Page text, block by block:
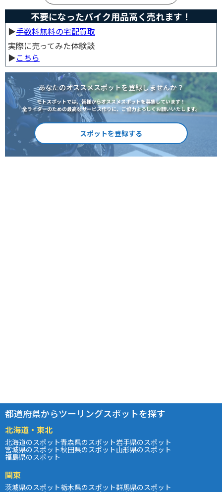
不要になったバイク用品高く売れます！
▶︎手数料無料の宅配買取
実際に売ってみた体験談
▶︎こちら
あなたのオススメスポットを登録しませんか？
モトスポットでは、皆様からオススメスポットを募集しています！
全ライダーのための最高なサービス作りに、ご協力よろしくお願いいたします。
スポットを登録する
都道府県からツーリングスポットを探す
北海道・東北
北海道のスポット青森県のスポット岩手県のスポット
宮城県のスポット秋田県のスポット山形県のスポット
福島県のスポット
関東
茨城県のスポット栃木県のスポット群馬県のスポット